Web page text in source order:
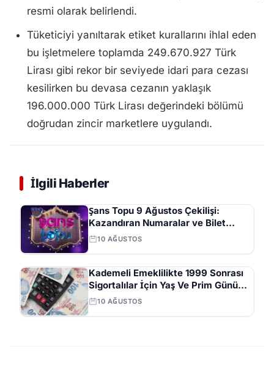
resmi olarak belirlendi.
Tüketiciyi yanıltarak etiket kurallarını ihlal eden
bu işletmelere toplamda 249.670.927 Türk
Lirası gibi rekor bir seviyede idari para cezası
kesilirken bu devasa cezanın yaklaşık
196.000.000 Türk Lirası değerindeki bölümü
doğrudan zincir marketlere uygulandı.
İlgili Haberler
Şans Topu 9 Ağustos Çekilişi:
Kazandıran Numaralar ve Bilet
Sorgulama Detayları
10 AĞUSTOS
Kademeli Emeklilikte 1999 Sonrası
Sigortalılar İçin Yaş Ve Prim Günü
Şartları Neler?
10 AĞUSTOS